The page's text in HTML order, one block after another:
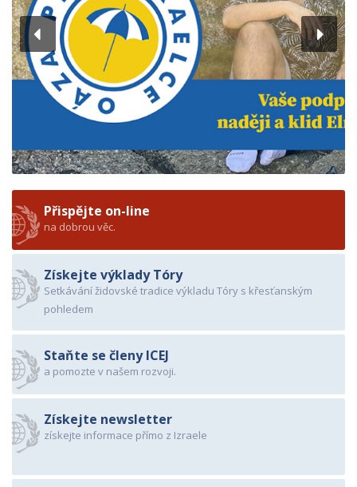
Přispějte on-line
na dobrou věc.
Získejte výklady Tóry
Setkávání židovské tradice výkladu Tóry s křesťanským
pohledem
Staňte se členy ICEJ
a pomozte v našem rozvoji.
Získejte newsletter
získejte informace přímo z Izraele